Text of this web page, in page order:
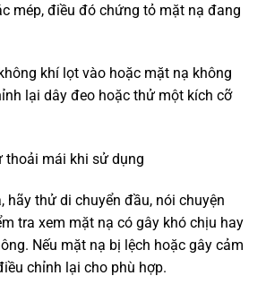
mép, điều đó chứng tỏ mặt nạ đang
khí lọt vào hoặc mặt nạ không
lại dây đeo hoặc thử một kích cỡ
thoải mái khi sử dụng
hãy thử di chuyển đầu, nói chuyện
tra xem mặt nạ có gây khó chịu hay
Nếu mặt nạ bị lệch hoặc gây cảm
chỉnh lại cho phù hợp.